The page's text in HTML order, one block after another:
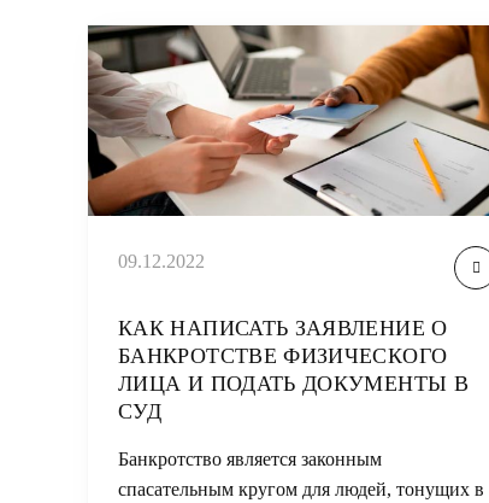
09.12.2022
КАК НАПИСАТЬ ЗАЯВЛЕНИЕ О
БАНКРОТСТВЕ ФИЗИЧЕСКОГО
ЛИЦА И ПОДАТЬ ДОКУМЕНТЫ В
СУД
Банкротство является законным
спасательным кругом для людей, тонущих в